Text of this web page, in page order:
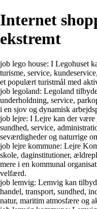
Internet
ekstremt
job lego house: I Legohuset
turisme, service,
et populært turistmål med
job legoland: Legoland
underholdning, service,
i en sjov og dynamisk
job lejre: I Lejre kan der
sundhed, service,
seværdigheder og naturrige
job lejre kommune: Lejre
skole, daginstitutioner,
mere i en kommunal
velfærd.
job lemvig: Lemvig kan
handel, transport, sundhed,
natur, maritim atmosfære og